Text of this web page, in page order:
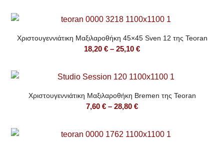
18,20 €
25,10 €
Χριστουγεννιάτικη Μαξιλαροθήκη 45×45 Sven 12 της Teoran
18,20 € – 25,10 €Price
18,20 €
25,10 €
Χριστουγεννιάτικη Μαξιλαροθήκη Bremen της Teoran
7,60 € – 28,80 €Price
7,60 €